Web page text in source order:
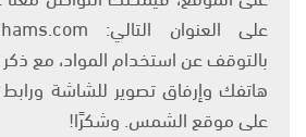
بالتوقف عن استخدام المواد، مع
هاتفك وإرفاق تصوير للشاشة
على موقع الشمس. وشكرًا!